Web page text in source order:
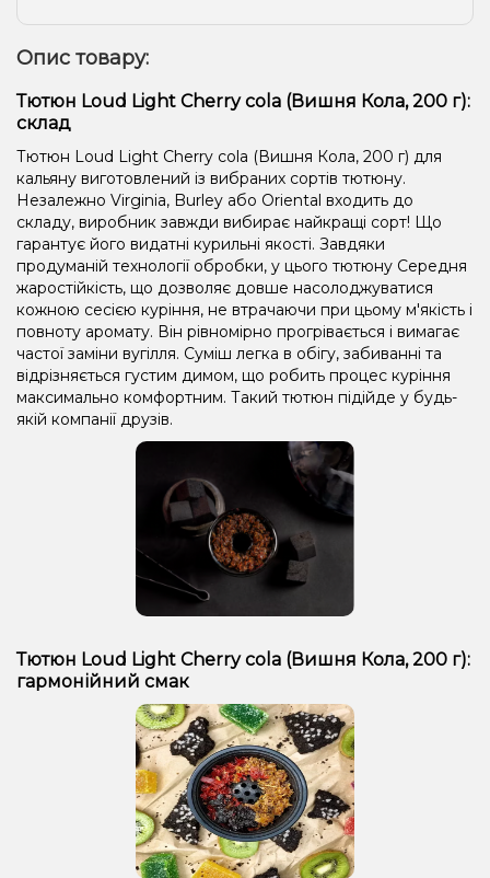
Опис товару:
Тютюн Loud Light Cherry cola (Вишня Кола, 200 г):
склад
Тютюн Loud Light Cherry cola (Вишня Кола, 200 г) для
кальяну виготовлений із вибраних сортів тютюну.
Незалежно Virginia, Burley або Oriental входить до
складу, виробник завжди вибирає найкращі сорт! Що
гарантує його видатні курильні якості. Завдяки
продуманій технології обробки, у цього тютюну Середня
жаростійкість, що дозволяє довше насолоджуватися
кожною сесією куріння, не втрачаючи при цьому м'якість і
повноту аромату. Він рівномірно прогрівається і вимагає
частої заміни вугілля. Суміш легка в обігу, забиванні та
відрізняється густим димом, що робить процес куріння
максимально комфортним. Такий тютюн підійде у будь-
якій компанії друзів.
Тютюн Loud Light Cherry cola (Вишня Кола, 200 г):
гармонійний смак